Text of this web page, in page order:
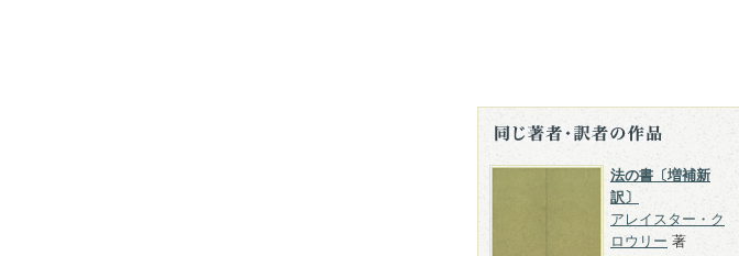
法の書〔増補新
訳〕
アレイスター・ク
ロウリー 著